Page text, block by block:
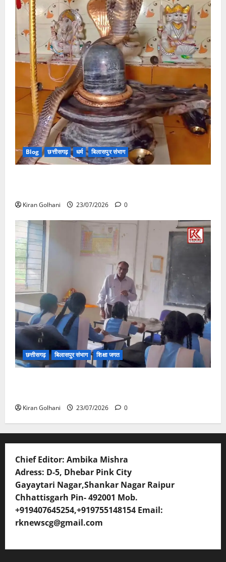
Blog छत्तीसगढ़ धर्म बिलासपुर संभाग
Kiran Golhani 23/07/2026 0
छत्तीसगढ़ बिलासपुर संभाग शिक्षा जगत
Kiran Golhani 23/07/2026 0
Chief Editor: Ambika Mishra
Adress: D-5, Dhebar Pink City
Gayaytari Nagar,Shankar Nagar Raipur
Chhattisgarh Pin- 492001 Mob.
+919407645254,+919755148154 Email:
rknewscg@gmail.com